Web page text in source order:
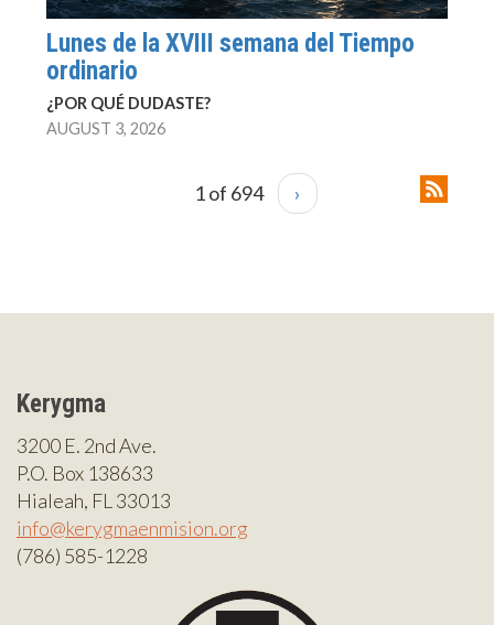
Lunes de la XVIII semana del Tiempo
ordinario
¿POR QUÉ DUDASTE?
AUGUST 3, 2026
1 of 694 ›
Kerygma
3200 E. 2nd Ave.
P.O. Box 138633
Hialeah, FL 33013
info@kerygmaenmision.org
(786) 585-1228